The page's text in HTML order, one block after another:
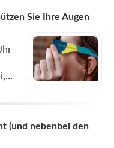
Sie Ihre Augen
(und nebenbei den